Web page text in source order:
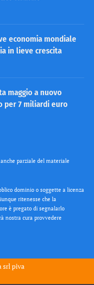
economia mondiale
in lieve crescita
maggio a nuovo
per 7 miliardi euro
parziale del materiale
dominio o soggette a licenza
ritenesse che la
è pregato di segnalarlo
nostra cura provvedere
srlpiva